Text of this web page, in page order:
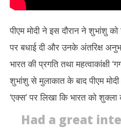
पीएम मोदी ने इस दौरान ने शुभांशु
पर बधाई दी और उनके अंतरिक्ष
भारत की प्रगति तथा महत्वाकांक्षी
शुभांशु से मुलाकात के बाद पीएम मोदी
‘एक्स’ पर लिखा कि भारत को शुक्ला
Had a great